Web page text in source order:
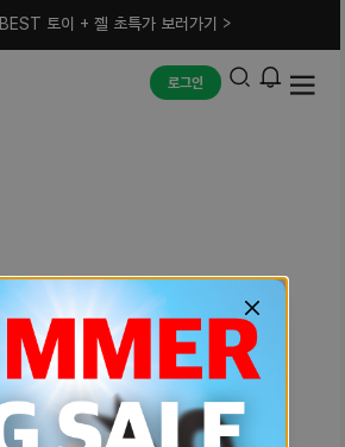
BEST 토이 + 젤 초특가 보러가기 >
로그인
예상치 못한 에러입니다.